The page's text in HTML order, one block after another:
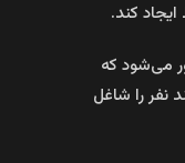
کند.
می‌شود که
نفر را شاغل